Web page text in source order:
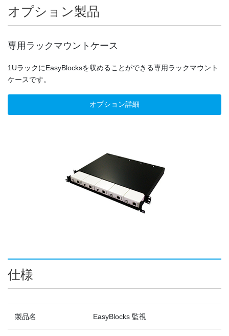
オプション製品
専用ラックマウントケース
1UラックにEasyBlocksを収めることができる専用ラックマウント
ケースです。
オプション詳細
仕様
製品名 EasyBlocks 監視